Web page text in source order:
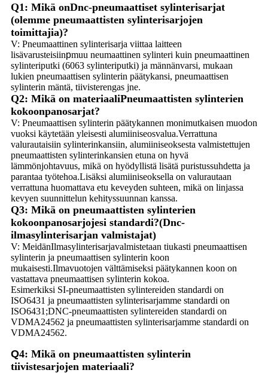
Q1: Mikä onDnc-pneumaattiset sylinterisarjat
(olemme pneumaattisten sylinterisarjojen
toimittajia)?
V: Pneumaattinen sylinterisarja viittaa laitteen
lisävarusteisiinpmuu neumaattinen sylinteri kuin pneumaattinen
sylinteriputki (6063 sylinteriputki) ja männänvarsi, mukaan
lukien pneumaattisen sylinterin päätykansi, pneumaattisen
sylinterin mäntä, tiivisterengas jne.
Q2: Mikä on materiaaliPneumaattisten sylinterien
kokoonpanosarjat?
V: Pneumaattisen sylinterin päätykannen monimutkaisen muodon
vuoksi käytetään yleisesti alumiiniseosvalua.Verrattuna
valurautaisiin sylinterinkansiin, alumiiniseoksesta valmistettujen
pneumaattisten sylinterinkansien etuna on hyvä
lämmönjohtavuus, mikä on hyödyllistä lisätä puristussuhdetta ja
parantaa työtehoa.Lisäksi alumiiniseoksella on valurautaan
verrattuna huomattava etu keveyden suhteen, mikä on linjassa
kevyen suunnittelun kehityssuunnan kanssa.
Q3: Mikä on pneumaattisten sylinterien
kokoonpanosarjojesi standardi?(Dnc-
ilmasylinterisarjan valmistajat)
V: MeidänIlmasylinterisarjavalmistetaan tiukasti pneumaattisen
sylinterin ja pneumaattisen sylinterin koon
mukaisesti.Ilmavuotojen välttämiseksi päätykannen koon on
vastattava pneumaattisen sylinterin kokoa.
Esimerkiksi SI-pneumaattisten sylintereiden standardi on
ISO6431 ja pneumaattisten sylinterisarjamme standardi on
ISO6431;DNC-pneumaattisten sylintereiden standardi on
VDMA24562 ja pneumaattisten sylinterisarjamme standardi on
VDMA24562.
Q4: Mikä on pneumaattisten sylinterin
tiivistesarjojen materiaali?